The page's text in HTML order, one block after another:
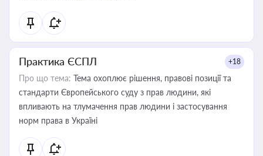
Практика ЄСПЛ +18
Про що тема: Тема охоплює рішення, правові позиції та
стандарти Європейського суду з прав людини, які
впливають на тлумачення прав людини і застосування
норм права в Україні